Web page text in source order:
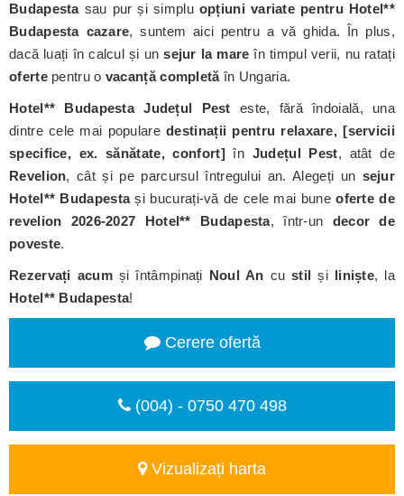
Budapestasau pur și simplu opțiuni variate pentru Hotel**
Budapesta cazare, suntem aici pentru a vă ghida. În plus,
dacă luați în calcul și unsejur la mare în timpul verii, nu ratați
ofertepentru o vacanță completăîn Ungaria.
Hotel** Budapesta Județul Pest este, fără îndoială, una
dintre cele mai popularedestinații pentru relaxare, [servicii
specifice, ex. sănătate, confort]în Județul Pest, atât de
Revelion, cât și pe parcursul întregului an. Alegeți un sejur
Hotel** Budapestași bucurați-vă de cele mai buneoferte de
revelion 2026-2027
Hotel** Budapesta, într-un decor de
poveste.
Rezervați acumși întâmpinați Noul An custil și liniște, la
Hotel** Budapesta!
Cerere ofertă
(004) - 0750 470 498
Vizualizați harta